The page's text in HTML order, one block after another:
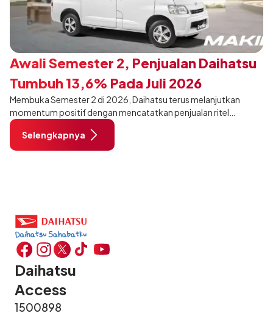
Awali Semester 2, Penjualan Daihatsu
Tumbuh 13,6% Pada Juli 2026
Membuka Semester 2 di 2026, Daihatsu terus melanjutkan
momentum positif dengan mencatatkan penjualan ritel
sebanyak 12.750 unit pada Juli 2026. Capaian tersebut tumbuh
13,6% dibandingkan periode yang sama tahun lalu sebanyak
11.220 unit, dan tetap stabil dibandingkan bulan Juni 2026 lalu.
Selengkapnya
Daihatsu
Access
1500898